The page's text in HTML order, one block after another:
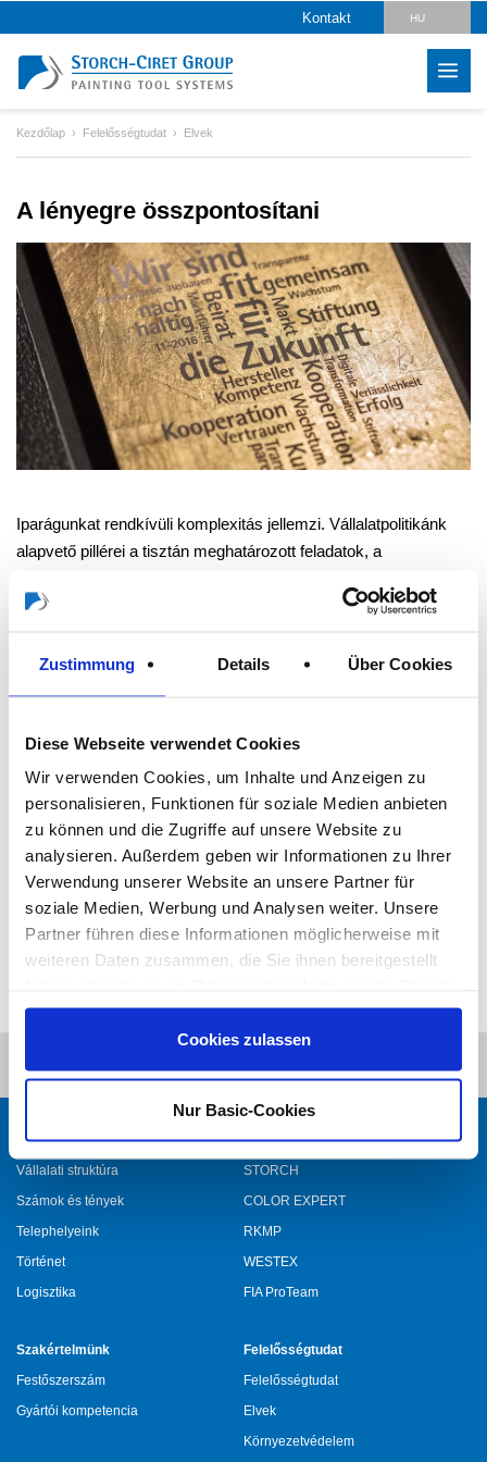
Zustimmung Details Über Cookies
Diese Webseite verwendet Cookies
Wir verwenden Cookies, um Inhalte und Anzeigen zu
personalisieren, Funktionen für soziale Medien anbieten
zu können und die Zugriffe auf unsere Website zu
analysieren. Außerdem geben wir Informationen zu Ihrer
Verwendung unserer Website an unsere Partner für
soziale Medien, Werbung und Analysen weiter. Unsere
Partner führen diese Informationen möglicherweise mit
weiteren Daten zusammen, die Sie ihnen bereitgestellt
gesammelt haben.
Cookies zulassen
Nur Basic-Cookies
Kontakt HU
IT
FR
ES
Kezdőlap Felelősségtudat Elvek
A lényegre összpontosítani
Iparágunkat rendkívüli komplexitás jellemzi. Vállalatpolitikánk
alapvető pillérei a tisztán meghatározott feladatok, a
ésszerű módon történő felépítése. Ez tesz minket
kiemelten speciális szakismeretek, első osztályú termékek és
A megalapozott szaktudás, az optimális feltételek és a tökéletes
együttműködés sarkall minket arra, hogy a legmagasabb
teljesítményt nyújtsuk ügyfeleinknek.
Vállalatunk
Vállalati struktúra
Számok és tények
Telephelyeink
Történet
Logisztika
Termékeink
STORCH
COLOR EXPERT
RKMP
WESTEX
FIA ProTeam
Szakértelmünk
Festőszerszám
Gyártói kompetencia
Felelősségtudat
Felelősségtudat
Elvek
Környezetvédelem